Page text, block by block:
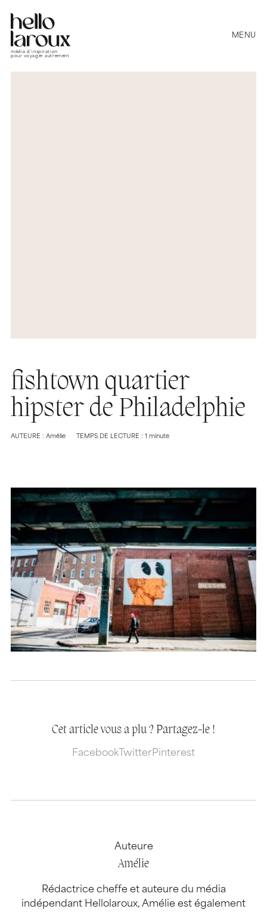
média d’inspiration
pour voyager autrement
MENU
fishtown quartier
hipster de Philadelphie
AUTEURE : Amélie TEMPS DE LECTURE : 1 minute
Cet article vous a plu ? Partagez-le !
Facebook TwitterPinterest
Auteure
Amélie
Rédactrice cheffe et auteure du média
indépendant Hellolaroux, Amélie est également